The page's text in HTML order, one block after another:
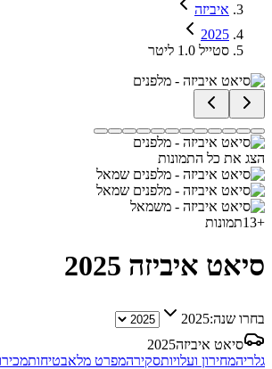
איביזה
2025
סטייל 1.0 ליטר
הצג את כל התמונות
+
13תמונות
סיאט איביזה 2025
בחרו שנה:2025
סיאט איביזה2025
גלריהמחירון ועלויותסקירהמפרט מלאבטיחות